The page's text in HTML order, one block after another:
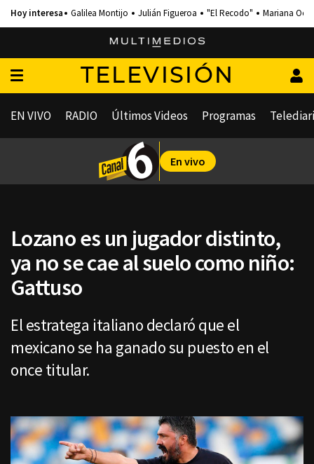
Galilea Montijo Julián Figueroa "El Recodo" Mariana
TELEVISIÓN
EN VIVO RADIO Últimos Videos Programas
En vivo
Lozano es un jugador distinto,
ya no se cae al suelo como niño:
Gattuso
El estratega italiano declaró que el
mexicano se ha ganado su puesto en el
once titular.